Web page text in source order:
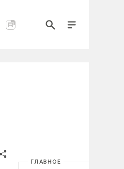
ГЛАВНОЕ